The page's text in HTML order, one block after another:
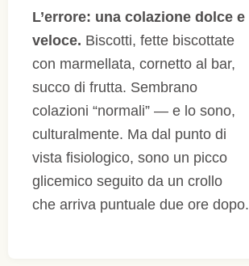
L’errore: una colazione dolce e
veloce. Biscotti, fette biscottate
con marmellata, cornetto al bar,
succo di frutta. Sembrano
colazioni “normali” — e lo sono,
culturalmente. Ma dal punto di
vista fisiologico, sono un picco
glicemico seguito da un crollo
che arriva puntuale due ore dopo.